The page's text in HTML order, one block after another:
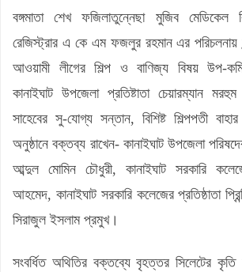
বঙ্গমাতা শেখ ফজিলাতুন্নেছা মুজিব মেডিকেল
রেজিস্ট্রার এ কে এম ফজলুর রহমান এর পরিচলনায়
আওয়ামী লীগের শিল্প ও বাণিজ্য বিষয় উপ-
কানাইঘাট উপজেলা প্রতিষ্টাতা চেয়ারম্যান
সাহেবের সু-যোগ্য সন্তান, বিশিষ্ট শিল্পপতী
অনুষ্ঠানে বক্তব্য রাখেন- কানাইঘাট উপজেলা
আব্দুল মোমিন চৌধুরী, কানাইঘাট সরকারি
আহমেদ, কানাইঘাট সরকারি কলেজের প্রতিষ্ঠাতা
সিরাজুল ইসলাম প্রমুখ।
সংবর্ধিত অথিতির বক্তব্যে বৃহত্তর সিলেটের কৃতি